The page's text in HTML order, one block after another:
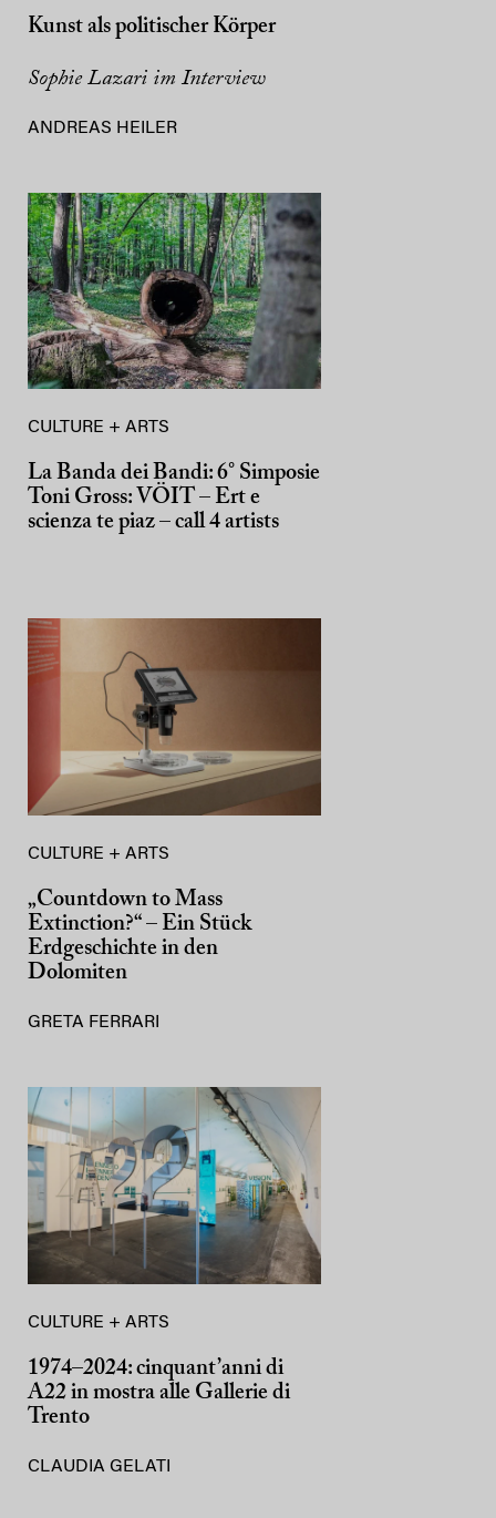
Kunst als politischer Körper
Sophie Lazari im Interview
ANDREAS HEILER
CULTURE + ARTS
La Banda dei Bandi: 6° Simposie
Toni Gross: VÖIT – Ert e
scienza te piaz – call 4 artists
CULTURE + ARTS
„Countdown to Mass
Extinction?“ – Ein Stück
Erdgeschichte in den
Dolomiten
GRETA FERRARI
CULTURE + ARTS
1974–2024: cinquant’anni di
A22 in mostra alle Gallerie di
Trento
CLAUDIA GELATI